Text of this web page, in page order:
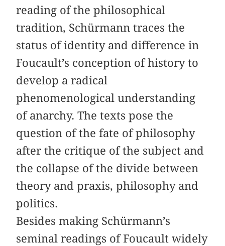
reading of the philosophical
tradition, Schürmann traces the
status of identity and difference in
Foucault’s conception of history to
develop a radical
phenomenological understanding
of anarchy. The texts pose the
question of the fate of philosophy
after the critique of the subject and
the collapse of the divide between
theory and praxis, philosophy and
politics.
Besides making Schürmann’s
seminal readings of Foucault widely